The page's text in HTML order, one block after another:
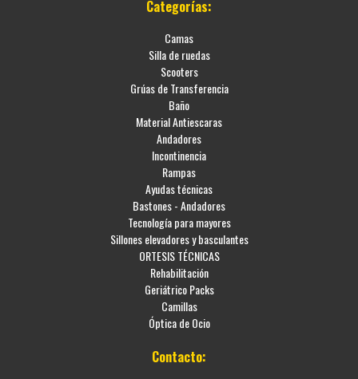
Categorías:
Camas
Silla de ruedas
Scooters
Grúas de Transferencia
Baño
Material Antiescaras
Andadores
Incontinencia
Rampas
Ayudas técnicas
Bastones - Andadores
Tecnología para mayores
Sillones elevadores y basculantes
ORTESIS TÉCNICAS
Rehabilitación
Geriátrico Packs
Camillas
Óptica de Ocio
Contacto: